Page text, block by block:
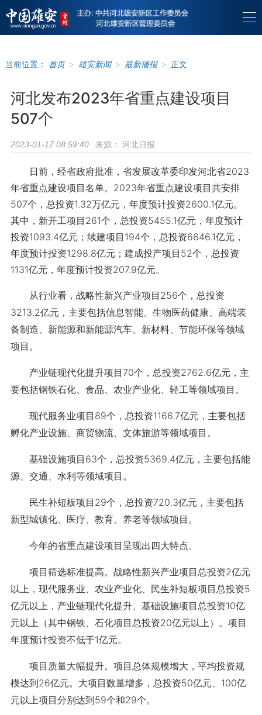
当前位置： 首页 > 雄安新闻 > 最新播报 > 正文
河北发布2023年省重点建设项目
507个
2023-01-17 08:59:40 来源： 河北日报
日前，经省政府批准，省发展改革委印发河北省2023
年省重点建设项目名单。2023年省重点建设项目共安排
507个，总投资1.32万亿元，年度预计投资2600.1亿元。
其中，新开工项目261个，总投资5455.1亿元，年度预计
投资1093.4亿元；续建项目194个，总投资6646.1亿元，
年度预计投资1298.8亿元；建成投产项目52个，总投资
1131亿元，年度预计投资207.9亿元。
从行业看，战略性新兴产业项目256个，总投资
3213.2亿元，主要包括信息智能、生物医药健康、高端装
备制造、新能源和新能源汽车、新材料、节能环保等领域
项目。
产业链现代化提升项目70个，总投资2762.6亿元，主
要包括钢铁石化、食品、农业产业化、轻工等领域项目。
现代服务业项目89个，总投资1166.7亿元，主要包括
孵化产业设施、商贸物流、文体旅游等领域项目。
基础设施项目63个，总投资5369.4亿元，主要包括能
源、交通、水利等领域项目。
民生补短板项目29个，总投资720.3亿元，主要包括
新型城镇化、医疗、教育、养老等领域项目。
今年的省重点建设项目呈现出四大特点。
项目筛选标准提高。战略性新兴产业项目总投资2亿元
以上，现代服务业、农业产业化、民生补短板项目总投资5
亿元以上，产业链现代化提升、基础设施项目总投资10亿
元以上（其中钢铁、石化项目总投资20亿元以上）。项目
年度预计投资不低于1亿元。
项目质量大幅提升。项目总体规模增大，平均投资规
模达到26亿元。大项目数量增多，总投资50亿元、100亿
元以上项目分别达到59个和29个。